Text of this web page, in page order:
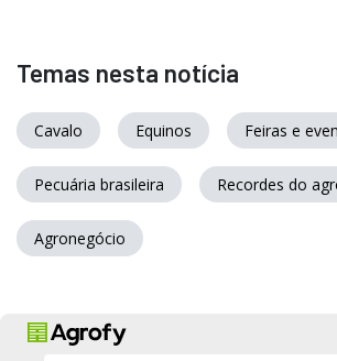
Temas nesta notícia
Cavalo Equinos Feiras e
Pecuária brasileira Recordes do
Agronegócio